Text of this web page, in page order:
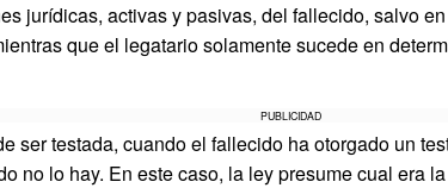
jurídicas, activas y pasivas, del fallecido, salvo
que el legatario solamente sucede en
PUBLICIDAD
ser testada, cuando el fallecido ha otorgado un
no lo hay. En este caso, la ley presume cual era